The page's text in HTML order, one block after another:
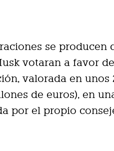
se producen
votaran a favor
valorada en unos
de euros), en
por el propio